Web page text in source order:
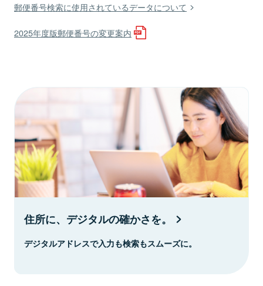
郵便番号検索に使用されているデータについて
2025年度版郵便番号の変更案内
住所に、デジタルの確かさを。
デジタルアドレスで入力も検索もスムーズに。